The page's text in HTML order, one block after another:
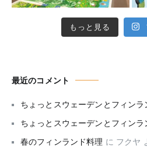
もっと見る
最近のコメント
ちょっとスウェーデンとフィンラ
ちょっとスウェーデンとフィンラ
春のフィンランド料理 に フクヤ